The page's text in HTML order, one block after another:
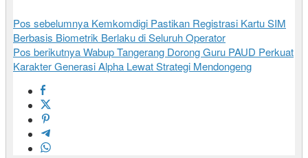
Pos sebelumnya Kemkomdigi Pastikan Registrasi Kartu SIM
Berbasis Biometrik Berlaku di Seluruh Operator
Pos berikutnyaWabup Tangerang Dorong Guru PAUD Perkuat
Karakter Generasi Alpha Lewat Strategi Mendongeng